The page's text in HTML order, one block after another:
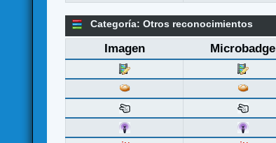
Categoría: Otros reconocimientos
Imagen Microbadge